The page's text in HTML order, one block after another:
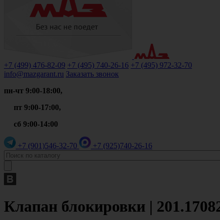
+7 (499) 476-82-09 +7 (495) 740-26-16 +7 (495) 972-32-70
info@mazgarant.ru Заказать звонок
пн-чт 9:00-18:00,
пт 9:00-17:00,
сб 9:00-14:00
+7 (901)546-32-70 +7 (925)740-26-16
Клапан блокировки |